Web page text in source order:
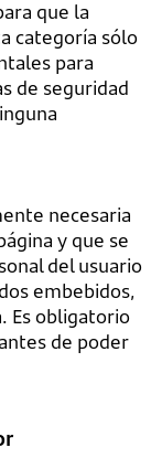
que la
categoría sólo
para
de seguridad
necesaria
y que se
del usuario
embebidos,
Es obligatorio
de poder